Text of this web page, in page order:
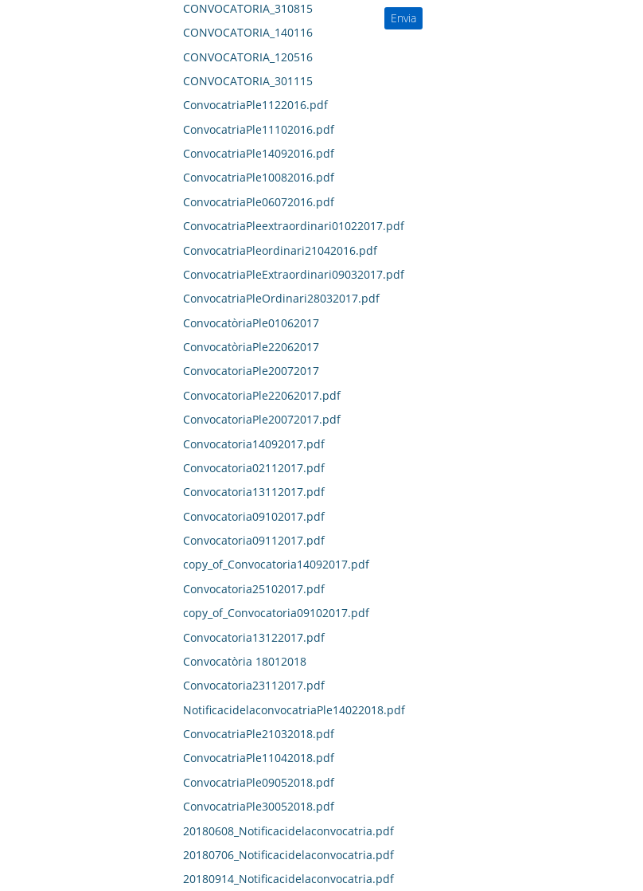
CONVOCATORIA_310815
CONVOCATORIA_140116
CONVOCATORIA_120516
CONVOCATORIA_301115
ConvocatriaPle1122016.pdf
ConvocatriaPle11102016.pdf
ConvocatriaPle14092016.pdf
ConvocatriaPle10082016.pdf
ConvocatriaPle06072016.pdf
ConvocatriaPleextraordinari01022017.pdf
ConvocatriaPleordinari21042016.pdf
ConvocatriaPleExtraordinari09032017.pdf
ConvocatriaPleOrdinari28032017.pdf
ConvocatòriaPle01062017
ConvocatòriaPle22062017
ConvocatoriaPle20072017
ConvocatoriaPle22062017.pdf
ConvocatoriaPle20072017.pdf
Convocatoria14092017.pdf
Convocatoria02112017.pdf
Convocatoria13112017.pdf
Convocatoria09102017.pdf
Convocatoria09112017.pdf
copy_of_Convocatoria14092017.pdf
Convocatoria25102017.pdf
copy_of_Convocatoria09102017.pdf
Convocatoria13122017.pdf
Convocatòria 18012018
Convocatoria23112017.pdf
NotificacidelaconvocatriaPle14022018.pdf
ConvocatriaPle21032018.pdf
ConvocatriaPle11042018.pdf
ConvocatriaPle09052018.pdf
ConvocatriaPle30052018.pdf
20180608_Notificacidelaconvocatria.pdf
20180706_Notificacidelaconvocatria.pdf
20180914_Notificacidelaconvocatria.pdf